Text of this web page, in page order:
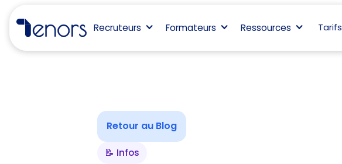
Recruteurs Formateurs Ressources Tarifs
Retour au Blog
📝 Infos